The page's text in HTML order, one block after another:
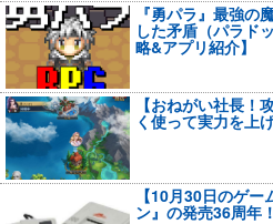
『勇パラ』最強
した矛盾（パラド
略&アプリ紹介】
【おねがい社長！
く使って実力を上
【10月30日のゲ
ン』の発売36周年！